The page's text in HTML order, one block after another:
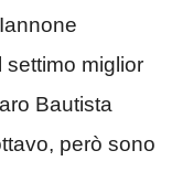
settimo miglior
Bautista
però sono